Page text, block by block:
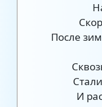
После
И